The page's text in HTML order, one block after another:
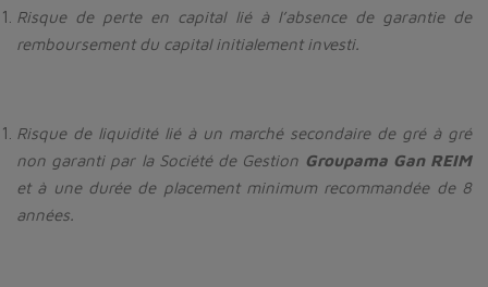
Risque de perte en capital lié à l’absence de garantie de
remboursement du capital initialement investi.
Risque de liquidité lié à un marché secondaire de gré à gré
non garanti par la Société de Gestion Groupama Gan REIM
et à une durée de placement minimum recommandée de 8
années.